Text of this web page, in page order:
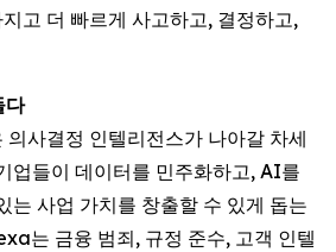
고 더 빠르게 사고하고, 결정하고,
다
의사결정 인텔리전스가 나아갈 차세
업들이 데이터를 민주화하고, AI를
는 사업 가치를 창출할 수 있게 돕는
는 금융 범죄, 규정 준수, 고객 인텔